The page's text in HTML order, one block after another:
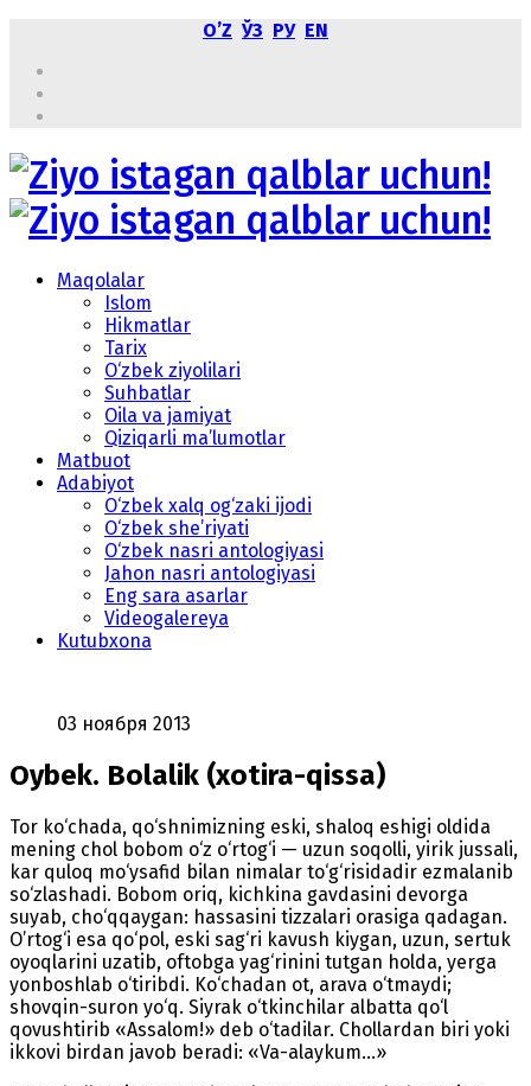
OʼZ ЎЗ РУ EN
Maqolalar
Islom
Hikmatlar
Tarix
O‘zbek ziyolilari
Suhbatlar
Oila va jamiyat
Qiziqarli ma’lumotlar
Matbuot
Adabiyot
O‘zbek xalq og‘zaki ijodi
O‘zbek she’riyati
O‘zbek nasri antologiyasi
Jahon nasri antologiyasi
Eng sara asarlar
Videogalereya
Kutubxona
03 ноября 2013
Oybek. Bolalik (xotira-qissa)
Tor ko‘chada, qo‘shnimizning eski, shaloq eshigi oldida
mening chol bobom o‘z o‘rtog‘i — uzun soqolli, yirik jussali,
kar quloq mo‘ysafid bilan nimalar to‘g‘risidadir ezmalanib
so‘zlashadi. Bobom oriq, kichkina gavdasini devorga
suyab, cho‘qqaygan: hassasini tizzalari orasiga qadagan.
O’rtog‘i esa qo‘pol, eski sag‘ri kavush kiygan, uzun, sertuk
oyoqlarini uzatib, oftobga yag‘rinini tutgan holda, yerga
yonboshlab o‘tiribdi. Ko‘chadan ot, arava o‘tmaydi;
shovqin-suron yo‘q. Siyrak o‘tkinchilar albatta qo‘l
qovushtirib «Assalom!» deb o‘tadilar. Chollardan biri yoki
ikkovi birdan javob beradi: «Va-alaykum...»